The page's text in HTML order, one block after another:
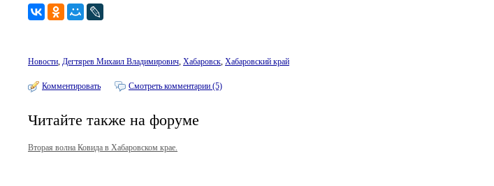
Новости, Дегтярев Михаил Владимирович, Хабаровск, Хабаровский край
Комментировать Смотреть комментарии (5)
Читайте также на форуме
Вторая волна Ковида в Хабаровском крае.